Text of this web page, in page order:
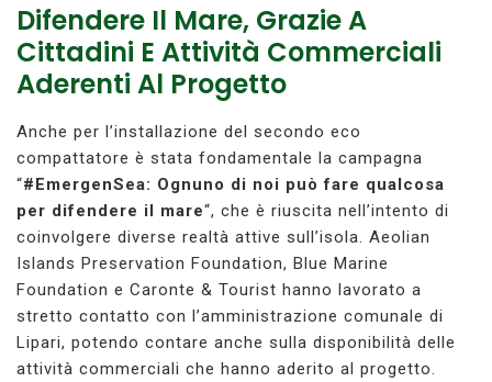
Difendere Il Mare, Grazie A
Cittadini E Attività Commerciali
Aderenti Al Progetto
Anche per l’installazione del secondo eco
compattatore è stata fondamentale la campagna
“#EmergenSea: Ognuno di noi può fare qualcosa
per difendere il mare“, che è riuscita nell’intento di
coinvolgere diverse realtà attive sull’isola. Aeolian
Islands Preservation Foundation, Blue Marine
Foundation e Caronte & Tourist hanno lavorato a
stretto contatto con l’amministrazione comunale di
Lipari, potendo contare anche sulla disponibilità delle
attività commerciali che hanno aderito al progetto.